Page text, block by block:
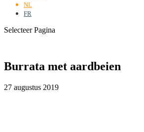
NL
FR
Selecteer Pagina
Burrata met aardbeien
27 augustus 2019